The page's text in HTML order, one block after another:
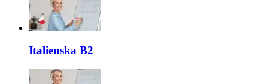
Italienska B2